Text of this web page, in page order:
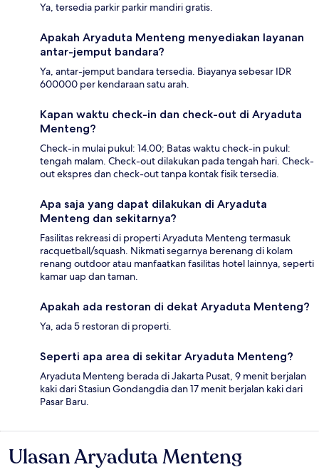
Ya, tersedia parkir parkir mandiri gratis.
Apakah Aryaduta Menteng menyediakan layanan
antar-jemput bandara?
Ya, antar-jemput bandara tersedia. Biayanya sebesar IDR
600000 per kendaraan satu arah.
Kapan waktu check-in dan check-out di Aryaduta
Menteng?
Check-in mulai pukul: 14.00; Batas waktu check-in pukul:
tengah malam. Check-out dilakukan pada tengah hari. Check-
out ekspres dan check-out tanpa kontak fisik tersedia.
Apa saja yang dapat dilakukan di Aryaduta
Menteng dan sekitarnya?
Fasilitas rekreasi di properti Aryaduta Menteng termasuk
racquetball/squash. Nikmati segarnya berenang di kolam
renang outdoor atau manfaatkan fasilitas hotel lainnya, seperti
kamar uap dan taman.
Apakah ada restoran di dekat Aryaduta Menteng?
Ya, ada 5 restoran di properti.
Seperti apa area di sekitar Aryaduta Menteng?
Aryaduta Menteng berada di Jakarta Pusat, 9 menit berjalan
kaki dari Stasiun Gondangdia dan 17 menit berjalan kaki dari
Pasar Baru.
Ulasan
Ulasan Aryaduta Menteng